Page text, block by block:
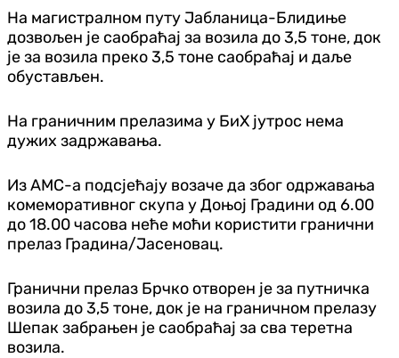
На магистралном путу Јабланица-Блидиње
дозвољен је саобраћај за возила до 3,5 тоне, док
је за возила преко 3,5 тоне саобраћај и даље
обустављен.
На граничним прелазима у БиХ јутрос нема
дужих задржавања.
Из АМС-а подсјећају возаче да због одржавања
комеморативног скупа у Доњој Градини од 6.00
до 18.00 часова неће моћи користити гранични
прелаз Градина/Јасеновац.
Гранични прелаз Брчко отворен је за путничка
возила до 3,5 тоне, док је на граничном прелазу
Шепак забрањен је саобраћај за сва теретна
возила.